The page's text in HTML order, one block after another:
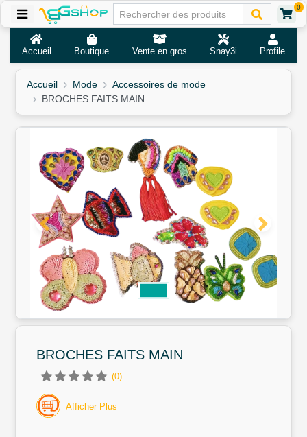
0
Accueil Boutique Vente en gros Snay3i Profile
Accueil Mode
Accessoires de mode
BROCHES FAITS MAIN
BROCHES FAITS MAIN
(0)
Afficher Plus